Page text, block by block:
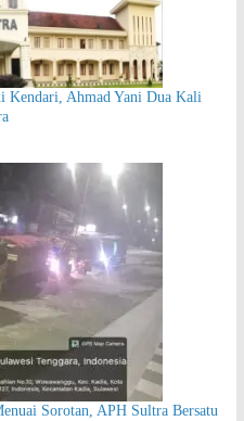
Kendari, Ahmad Yani Dua Kali
Sorotan, APH Sultra Bersatu